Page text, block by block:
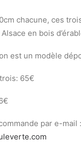
chacune, ces
en bois
est un modèle
65€
par e-mail :